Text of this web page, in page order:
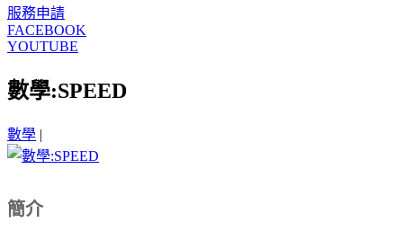
服務申請
FACEBOOK
YOUTUBE
數學:SPEED
數學 |
簡介